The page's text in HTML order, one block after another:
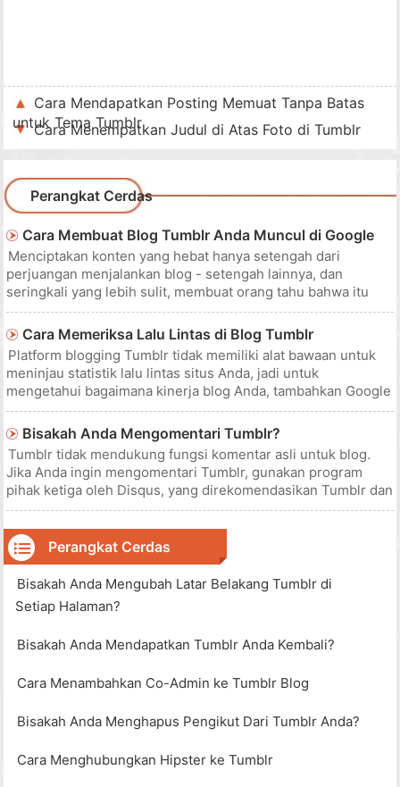
Cara Mendapatkan Posting Memuat Tanpa Batas
untuk Tema Tumblr
Cara Menempatkan Judul di Atas Foto di Tumblr
Perangkat Cerdas
Cara Membuat Blog Tumblr Anda Muncul di Google
Menciptakan konten yang hebat hanya setengah dari
perjuangan menjalankan blog - setengah lainnya, dan
seringkali yang lebih sulit, membuat orang tahu bahwa itu
ada. Memastikan hal itu muncul di antara hasil pencarian
Google adalah sangat penting. Meskipun tidak ada cara untuk
menjamin bahwa Goog
Cara Memeriksa Lalu Lintas di Blog Tumblr
Platform blogging Tumblr tidak memiliki alat bawaan untuk
meninjau statistik lalu lintas situs Anda, jadi untuk
mengetahui bagaimana kinerja blog Anda, tambahkan Google
Analytics ke blog Tumblr Anda . Google Analytics tidak hanya
memberikan informasi tentang jumlah lalu lintas yang
diterima blog And
Bisakah Anda Mengomentari Tumblr?
Tumblr tidak mendukung fungsi komentar asli untuk blog.
Jika Anda ingin mengomentari Tumblr, gunakan program
pihak ketiga oleh Disqus, yang direkomendasikan Tumblr dan
diaktifkan di banyak templat yang tersedia. Jika Anda ingin
meninggalkan pesan tentang setiap posting, Anda dapat
meninggalkan balas
Perangkat Cerdas
Bisakah Anda Mengubah Latar Belakang Tumblr di
Setiap Halaman?
Bisakah Anda Mendapatkan Tumblr Anda Kembali?
Cara Menambahkan Co-Admin ke Tumblr Blog
Bisakah Anda Menghapus Pengikut Dari Tumblr Anda?
Cara Menghubungkan Hipster ke Tumblr